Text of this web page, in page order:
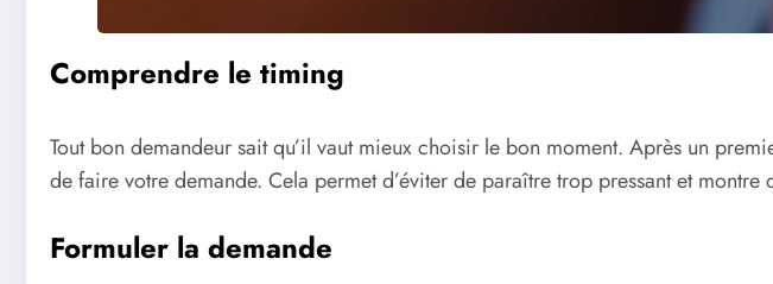
Comprendre le timing
Tout bon demandeur sait qu’il vaut mieux choisir le bon moment. Après un
de faire votre demande. Cela permet d’éviter de paraître trop pressant et montre
Formuler la demande